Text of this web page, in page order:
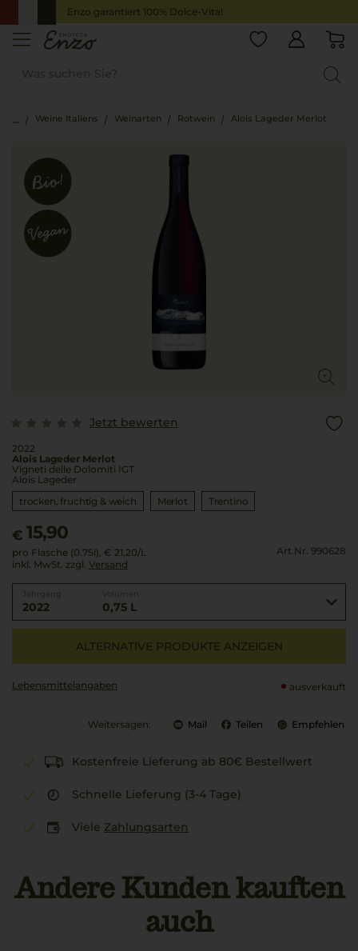
Enzo garantiert 100% Dolce-Vita!
Weine Italiens Weinarten Rotwein Alois Lageder Merlot
Jetzt bewerten
2022
Alois Lageder Merlot
Vigneti delle Dolomiti IGT
Alois Lageder
trocken, fruchtig & weich
Merlot Trentino
€ 15,90
pro Flasche (0.75l), € 21,20/L
inkl. MwSt. zzgl. Versand
Art.Nr. 990628
2022 0,75 L
ALTERNATIVE PRODUKTE ANZEIGEN
Lebensmittel­angaben ausverkauft
Weitersagen: Mail Teilen Empfehlen
Kostenfreie Lieferung ab 80€ Bestellwert
Schnelle Lieferung (3-4 Tage)
Viele Zahlungsarten
Andere Kunden kauften
auch